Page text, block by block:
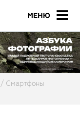
МЕНЮ
Смартфоны